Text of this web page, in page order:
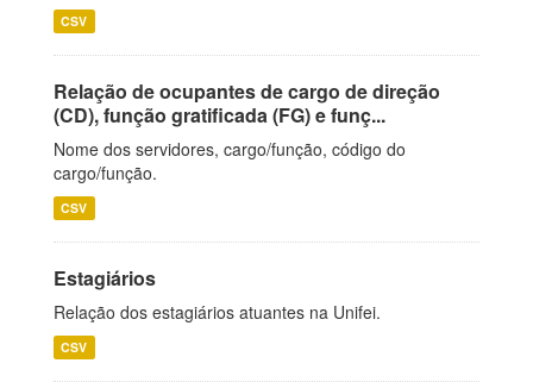
CSV
Relação de ocupantes de cargo de direção
(CD), função gratificada (FG) e funç...
Nome dos servidores, cargo/função, código do
cargo/função.
CSV
Estagiários
Relação dos estagiários atuantes na Unifei.
CSV